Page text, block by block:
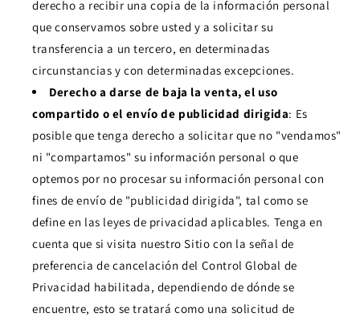
derecho a recibir una copia de la información personal
que conservamos sobre usted y a solicitar su
transferencia a un tercero, en determinadas
circunstancias y con determinadas excepciones.
Derecho a darse de baja la venta, el uso
compartido o el envío de publicidad dirigida: Es
posible que tenga derecho a solicitar que no "vendamos"
ni "compartamos" su información personal o que
optemos por no procesar su información personal con
fines de envío de "publicidad dirigida", tal como se
define en las leyes de privacidad aplicables. Tenga en
cuenta que si visita nuestro Sitio con la señal de
preferencia de cancelación del Control Global de
Privacidad habilitada, dependiendo de dónde se
encuentre, esto se tratará como una solicitud de